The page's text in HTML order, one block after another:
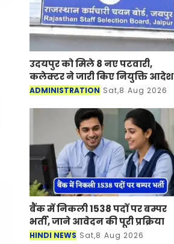
उदयपुर को मिले 8 नए पटवारी,
कलेक्टर ने जारी किए नियुक्ति आदेश
ADMINISTRATION Sat,8 Aug 2026
बैंक में निकली 1538 पदों पर बम्पर
भर्ती, जाने आवेदन की पूरी प्रक्रिया
HINDI NEWS Sat,8 Aug 2026